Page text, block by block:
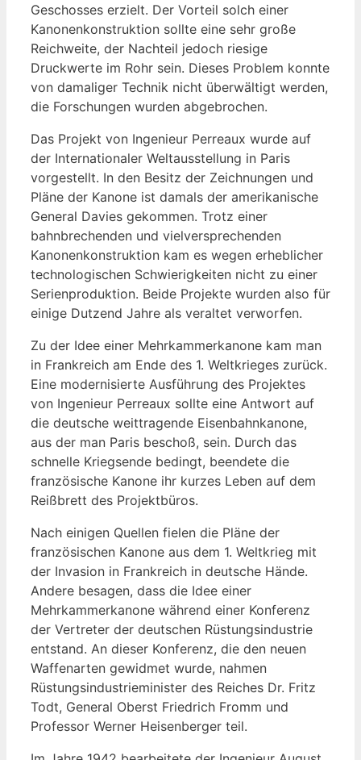
Geschosses erzielt. Der Vorteil solch einer
Kanonenkonstruktion sollte eine sehr große
Reichweite, der Nachteil jedoch riesige
Druckwerte im Rohr sein. Dieses Problem konnte
von damaliger Technik nicht überwältigt werden,
die Forschungen wurden abgebrochen.
Das Projekt von Ingenieur Perreaux wurde auf
der Internationaler Weltausstellung in Paris
vorgestellt. In den Besitz der Zeichnungen und
Pläne der Kanone ist damals der amerikanische
General Davies gekommen. Trotz einer
bahnbrechenden und vielversprechenden
Kanonenkonstruktion kam es wegen erheblicher
technologischen Schwierigkeiten nicht zu einer
Serienproduktion. Beide Projekte wurden also für
einige Dutzend Jahre als veraltet verworfen.
Zu der Idee einer Mehrkammerkanone kam man
in Frankreich am Ende des 1. Weltkrieges zurück.
Eine modernisierte Ausführung des Projektes
von Ingenieur Perreaux sollte eine Antwort auf
die deutsche weittragende Eisenbahnkanone,
aus der man Paris beschoß, sein. Durch das
schnelle Kriegsende bedingt, beendete die
französische Kanone ihr kurzes Leben auf dem
Reißbrett des Projektbüros.
Nach einigen Quellen fielen die Pläne der
französischen Kanone aus dem 1. Weltkrieg mit
der Invasion in Frankreich in deutsche Hände.
Andere besagen, dass die Idee einer
Mehrkammerkanone während einer Konferenz
der Vertreter der deutschen Rüstungsindustrie
entstand. An dieser Konferenz, die den neuen
Waffenarten gewidmet wurde, nahmen
Rüstungsindustrieminister des Reiches Dr. Fritz
Todt, General Oberst Friedrich Fromm und
Professor Werner Heisenberger teil.